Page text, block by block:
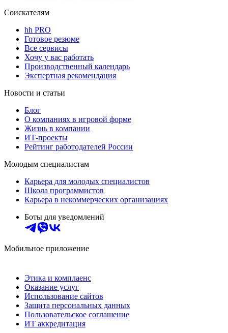
Соискателям
hh PRO
Готовое резюме
Все сервисы
Хочу у вас работать
Производственный календарь
Экспертная рекомендация
Новости и статьи
Блог
О компаниях в игровой форме
Жизнь в компании
ИТ-проекты
Рейтинг работодателей России
Молодым специалистам
Карьера для молодых специалистов
Школа программистов
Карьера в некоммерческих организациях
Боты для уведомлений
Мобильное приложение
Этика и комплаенс
Оказание услуг
Использование сайтов
Защита персональных данных
Пользовательское соглашение
ИТ аккредитация